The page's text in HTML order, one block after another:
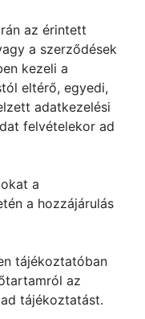
az érintett
a szerződések
kezeli a
eltérő, egyedi,
adatkezelési
felvételekor ad
a
a hozzájárulás
tájékoztatóban
az
tájékoztatást.